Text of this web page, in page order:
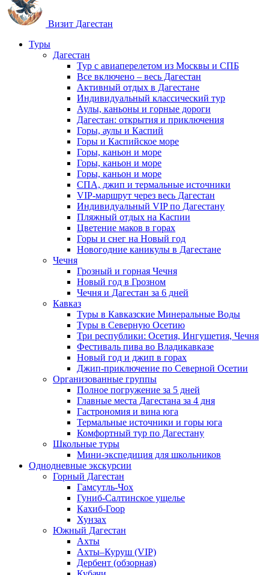
Визит Дагестан
Туры
Дагестан
Тур с авиаперелетом из Москвы и СПБ
Все включено – весь Дагестан
Активный отдых в Дагестане
Индивидуальный классический тур
Аулы, каньоны и горные дороги
Дагестан: открытия и приключения
Горы, аулы и Каспий
Горы и Каспийское море
Горы, каньон и море
Горы, каньон и море
Горы, каньон и море
СПА, джип и термальные источники
VIP-маршрут через весь Дагестан
Индивидуальный VIP по Дагестану
Пляжный отдых на Каспии
Цветение маков в горах
Горы и снег на Новый год
Новогодние каникулы в Дагестане
Чечня
Грозный и горная Чечня
Новый год в Грозном
Чечня и Дагестан за 6 дней
Кавказ
Туры в Кавказские Минеральные Воды
Туры в Северную Осетию
Три республики: Осетия, Ингушетия, Чечня
Фестиваль пива во Владикавказе
Новый год и джип в горах
Джип-приключение по Северной Осетии
Организованные группы
Полное погружение за 5 дней
Главные места Дагестана за 4 дня
Гастрономия и вина юга
Термальные источники и горы юга
Комфортный тур по Дагестану
Школьные туры
Мини-экспедиция для школьников
Однодневные экскурсии
Горный Дагестан
Гамсутль-Чох
Гуниб-Салтинское ущелье
Кахиб-Гоор
Хунзах
Южный Дагестан
Ахты
Ахты–Куруш (VIP)
Дербент (обзорная)